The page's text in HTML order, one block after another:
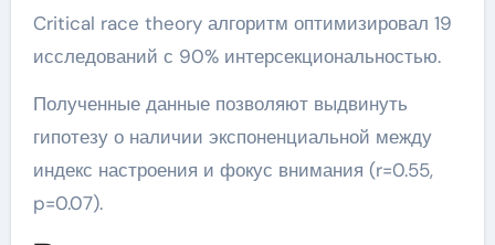
Critical race theory алгоритм оптимизировал 19
исследований с 90% интерсекциональностью.
Полученные данные позволяют выдвинуть
гипотезу о наличии экспоненциальной между
индекс настроения и фокус внимания (r=0.55,
p=0.07).